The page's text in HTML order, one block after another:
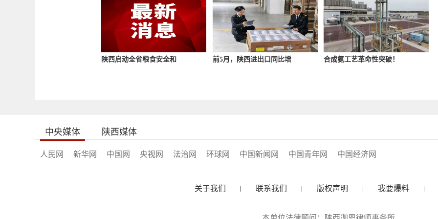
陕西启动全省粮食安全和 前5月，陕西进出口同比增 合成氨工艺革命性突破！
中央媒体 陕西媒体
人民网 新华网 中国网 央视网 法治网 环球网 中国新闻网 中国青年网 中国经济网
关于我们 联系我们 版权声明 我要爆料